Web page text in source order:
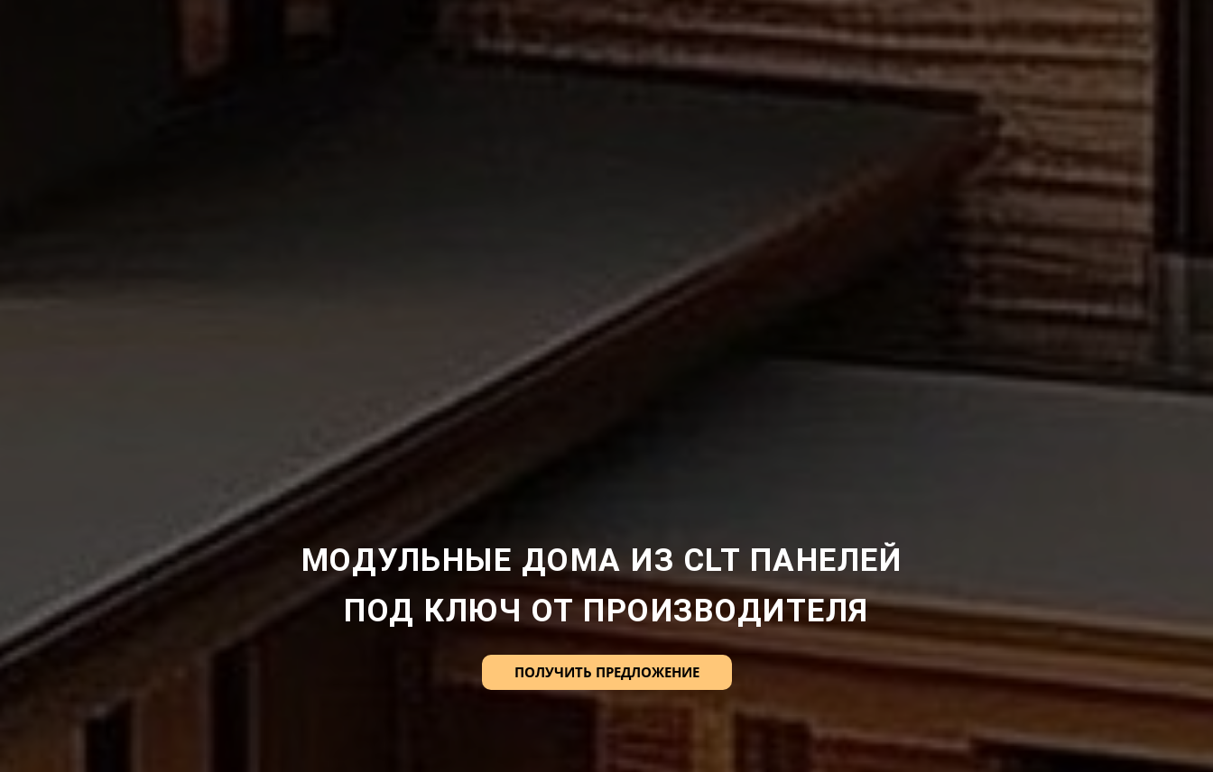
МОДУЛЬНЫЕ ДОМА ИЗ CLT ПАНЕЛЕЙ
ПОД КЛЮЧ ОТ ПРОИЗВОДИТЕЛЯ
ПОЛУЧИТЬ ПРЕДЛОЖЕНИЕ